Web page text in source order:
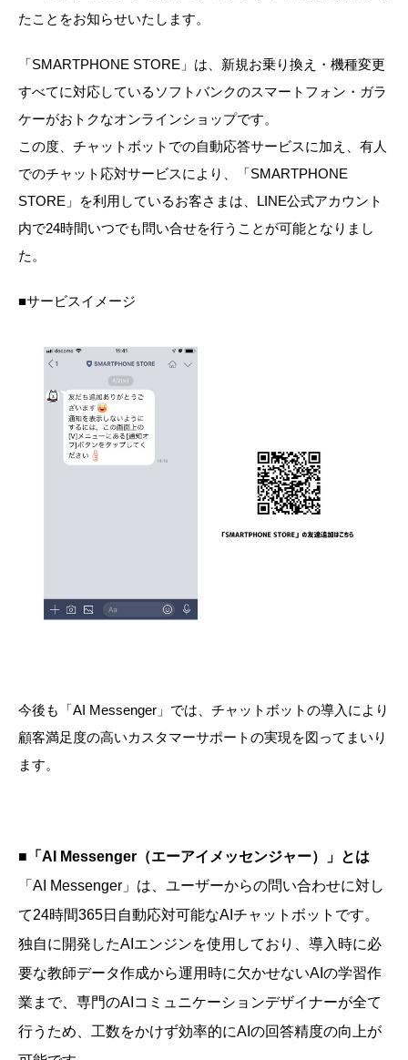
たことをお知らせいたします。
「SMARTPHONE STORE」は、新規お乗り換え・機種変更
すべてに対応しているソフトバンクのスマートフォン・ガラ
ケーがおトクなオンラインショップです。
この度、チャットボットでの自動応答サービスに加え、有人
でのチャット応対サービスにより、「SMARTPHONE
STORE」を利用しているお客さまは、LINE公式アカウント
内で24時間いつでも問い合せを行うことが可能となりまし
た。
■サービスイメージ
今後も「AI Messenger」では、チャットボットの導入により
顧客満足度の高いカスタマーサポートの実現を図ってまいり
ます。
■「AI Messenger（エーアイメッセンジャー）」とは
「AI Messenger」は、ユーザーからの問い合わせに対し
て24時間365日自動応対可能なAIチャットボットです。
独自に開発したAIエンジンを使用しており、導入時に必
要な教師データ作成から運用時に欠かせないAIの学習作
業まで、専門のAIコミュニケーションデザイナーが全て
行うため、工数をかけず効率的にAIの回答精度の向上が